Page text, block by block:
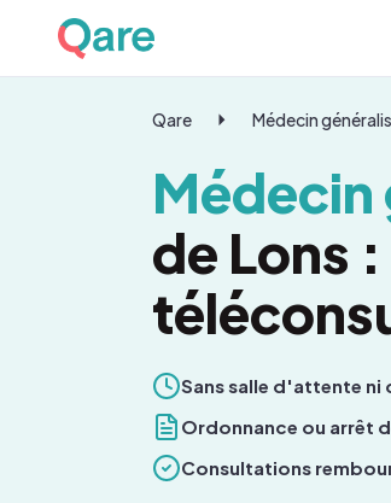
Qare Médecin
Médecin
de Lons
Sans salle d'attente ni
Ordonnance ou arrêt
Consultations